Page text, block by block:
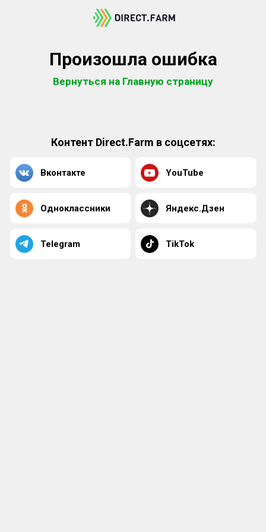
Произошла ошибка
Вернуться на Главную страницу
Контент Direct.Farm в соцсетях:
Вконтакте YouTube
Одноклассники Яндекс.Дзен
Telegram TikTok